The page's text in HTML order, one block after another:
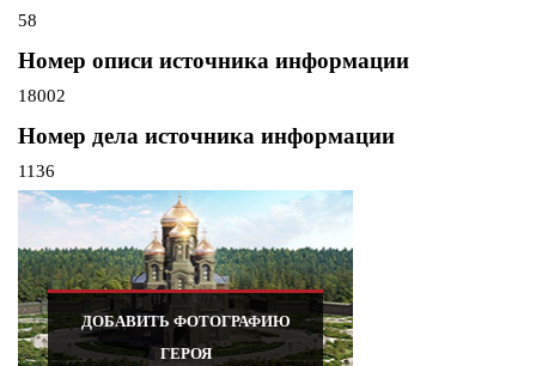
58
Номер описи источника информации
18002
Номер дела источника информации
1136
ДОБАВИТЬ ФОТОГРАФИЮ
ГЕРОЯ